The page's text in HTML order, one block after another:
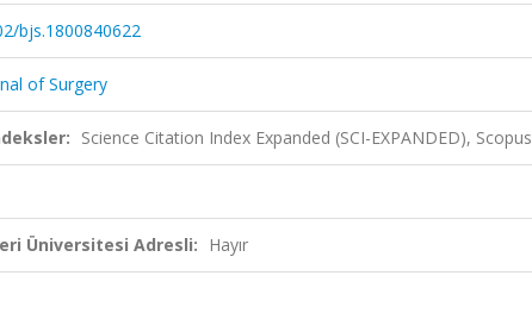
bjs.1800840622
of Surgery
Science Citation Index Expanded (SCI-EXPANDED), Scopus
Üniversitesi Adresli: Hayır